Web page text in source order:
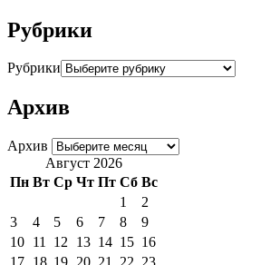
Рубрики
Рубрики
Архив
Архив
Август 2026
Пн Вт Ср Чт Пт Сб Вс
1
2
3
4 5 6 7 8
9
10 11 12 13 14 15 16